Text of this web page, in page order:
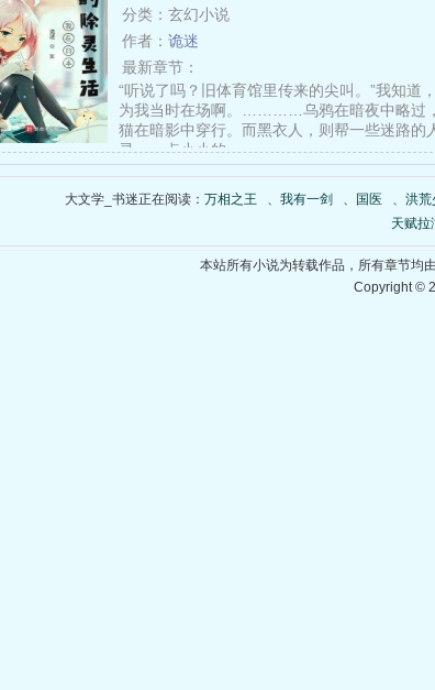
分类：玄幻小说
作者： 诡迷
最新章节：
“听说了吗？旧体育馆里传来的尖叫。”我知道
为我当时在场啊。…………乌鸦在暗夜中略过
猫在暗影中穿行。而黑衣人，则帮一些迷路的
灵，一点小小的……
大文学_书迷正在阅读： 万相之王 、 我有一剑 、 国医 、 洪荒
天赋拉
本站所有小说为转载作品，所有章节均
Copyright ©